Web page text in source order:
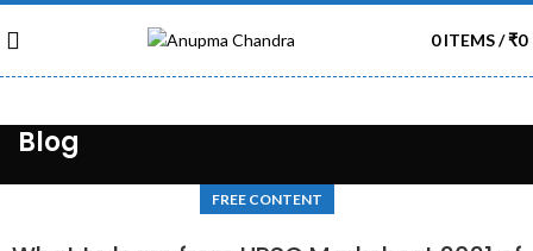
0ITEMS/₹0
Blog
FREE CONTENT